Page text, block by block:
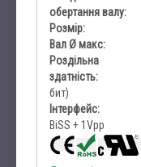
обертання валу:
Розмір:
Вал Ø макс:
Роздільна
здатність:
бит)
Інтерфейс:
BiSS + 1Vpp